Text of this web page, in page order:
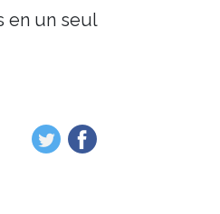
en un seul